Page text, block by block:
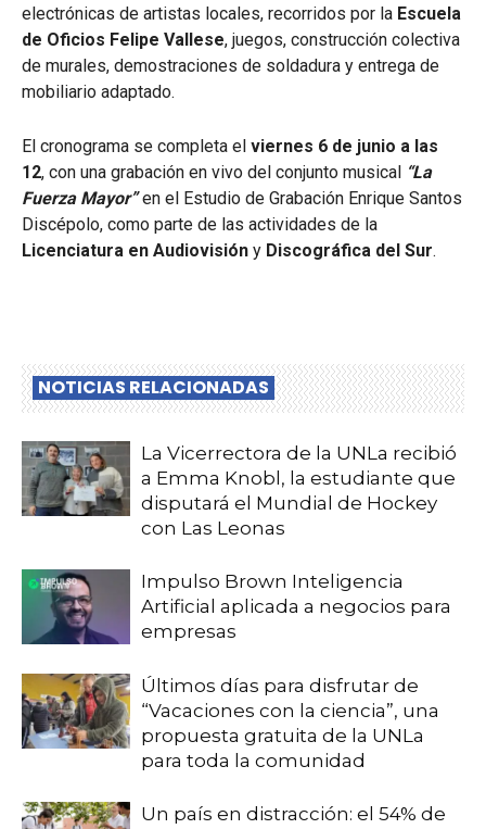
electrónicas de artistas locales, recorridos por la Escuela
de Oficios Felipe Vallese, juegos, construcción colectiva
de murales, demostraciones de soldadura y entrega de
mobiliario adaptado.
El cronograma se completa el viernes 6 de junio a las
12, con una grabación en vivo del conjunto musical “La
Fuerza Mayor”en el Estudio de Grabación Enrique Santos
Discépolo, como parte de las actividades de la
Licenciatura en Audiovisión y Discográfica del Sur.
NOTICIAS RELACIONADAS
La Vicerrectora de la UNLa recibió
a Emma Knobl, la estudiante que
disputará el Mundial de Hockey
con Las Leonas
Impulso Brown Inteligencia
Artificial aplicada a negocios para
empresas
Últimos días para disfrutar de
“Vacaciones con la ciencia”, una
propuesta gratuita de la UNLa
para toda la comunidad
Un país en distracción: el 54% de